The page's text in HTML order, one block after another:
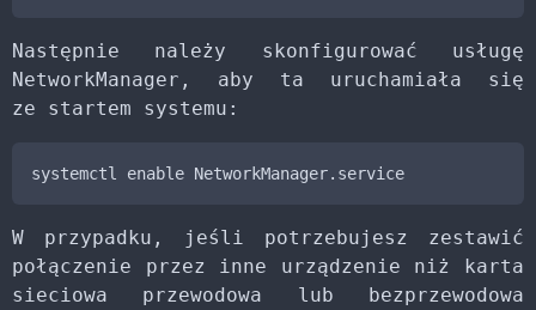
Następnie należy skonfigurować usługę
NetworkManager, aby ta uruchamiała się
ze startem systemu:
systemctl enable NetworkManager.service
W przypadku, jeśli potrzebujesz zestawić
połączenie przez inne urządzenie niż karta
sieciowa przewodowa lub bezprzewodowa